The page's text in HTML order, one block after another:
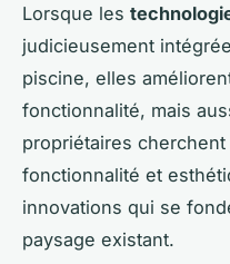
Lorsque les
judicieusement
piscine, elles
fonctionnalité, mais
propriétaires
fonctionnalité et
innovations qui se
paysage existant.